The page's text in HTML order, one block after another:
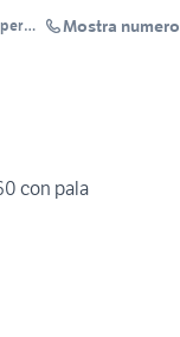
Mostra numero
con pala